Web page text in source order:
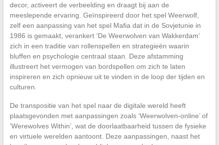
decor, activeert de verbeelding en draagt bij aan de
meeslepende ervaring. Geïnspireerd door het spel Weerwolf,
zelf een aanpassing van het spel Mafia dat in de Sovjetunie in
1986 is gemaakt, verankert ‘De Weerwolven van Wakkerdam’
zich in een traditie van rollenspellen en strategieën waarin
bluffen en psychologie centraal staan. Deze afstamming
illustreert het vermogen van bordspellen om zich te laten
inspireren en zich opnieuw uit te vinden in de loop der tijden en
culturen.
De transpositie van het spel naar de digitale wereld heeft
plaatsgevonden met aanpassingen zoals ‘Weerwolven-online’ of
‘Werewolves Within’, wat de doorlaatbaarheid tussen de fysieke
en virtuele werelden aantoont. Deze aanpassingen, naast het